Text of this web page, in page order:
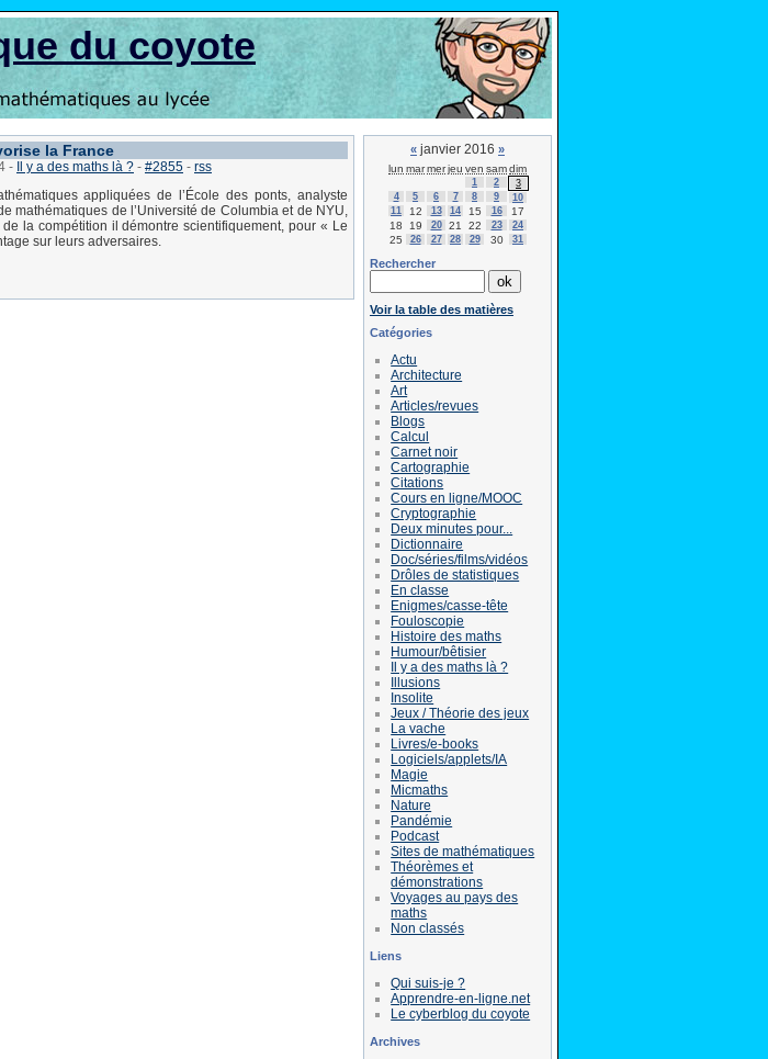
du coyote
la France
- Il y a des maths là ? - #2855 - rss
appliquées de l’École des ponts, analyste
mathématiques de l’Université de Columbia et de NYU,
la compétition il démontre scientifiquement, pour « Le
sur leurs adversaires.
« janvier 2016 »
lun marmerjeu ven samdim
1 2
3
4
5 6 7 8 9
10
11
12 13 14 15 16
17
18
19 20 21 22 23 24
25 26 27 28 29 30 31
Rechercher
Voir la table des matières
Catégories
Actu
Architecture
Art
Articles/revues
Blogs
Calcul
Carnet noir
Cartographie
Citations
Cours en ligne/MOOC
Cryptographie
Deux minutes pour...
Dictionnaire
Doc/séries/films/vidéos
Drôles de statistiques
En classe
Enigmes/casse-tête
Fouloscopie
Histoire des maths
Humour/bêtisier
Il y a des maths là ?
Illusions
Insolite
Jeux / Théorie des jeux
La vache
Livres/e-books
Logiciels/applets/IA
Magie
Micmaths
Nature
Pandémie
Podcast
Sites de mathématiques
Théorèmes et
démonstrations
Voyages au pays des
maths
Non classés
Liens
Qui suis-je ?
Apprendre-en-ligne.net
Le cyberblog du coyote
Archives